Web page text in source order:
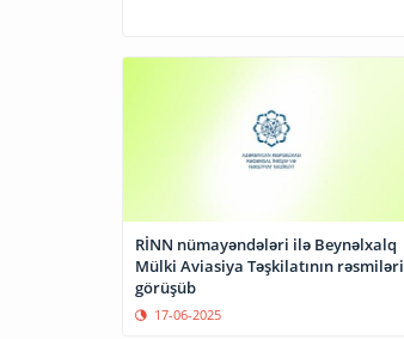
RİNN nümayəndələri ilə Beynəlxalq
Mülki Aviasiya Təşkilatının rəsmiləri
görüşüb
17-06-2025